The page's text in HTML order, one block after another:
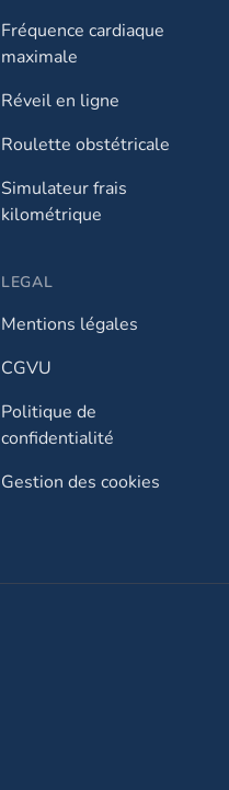
Fréquence cardiaque
maximale
Réveil en ligne
Roulette obstétricale
Simulateur frais
kilométrique
LEGAL
Mentions légales
CGVU
Politique de
confidentialité
Gestion des cookies